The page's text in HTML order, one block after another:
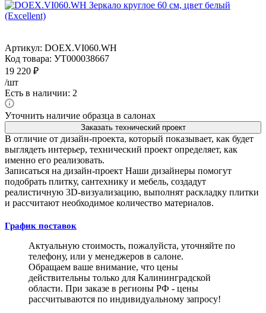
Артикул: DOEX.VI060.WH
Код товара: УТ000038667
19 220 ₽
/шт
Есть в наличии: 2
Уточнить наличие образца в салонах
Заказать технический проект
В отличие от дизайн-проекта, который показывает, как будет
выглядеть интерьер, технический проект определяет, как
именно его реализовать.
Записаться на дизайн-проект Наши дизайнеры помогут
подобрать плитку, сантехнику и мебель, создадут
реалистичную 3D-визуализацию, выполнят раскладку плитки
и рассчитают необходимое количество материалов.
График поставок
Актуальную стоимость, пожалуйста, уточняйте по
телефону, или у менеджеров в салоне.
Обращаем ваше внимание, что цены
действительны только для Калининградской
области. При заказе в регионы РФ - цены
рассчитываются по индивидуальному запросу!